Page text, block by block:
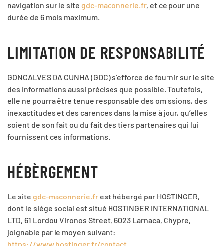
navigation sur le site gdc-maconnerie.fr, et ce pour une
durée de 6 mois maximum.
LIMITATION DE RESPONSABILITÉ
GONCALVES DA CUNHA (GDC) s’efforce de fournir sur le site
des informations aussi précises que possible. Toutefois,
elle ne pourra être tenue responsable des omissions, des
inexactitudes et des carences dans la mise à jour, qu’elles
soient de son fait ou du fait des tiers partenaires qui lui
fournissent ces informations.
HÉBÈRGEMENT
Le site gdc-maconnerie.fr est hébergé par HOSTINGER,
dont le siège social est situé HOSTINGER INTERNATIONAL
LTD, 61 Lordou Vironos Street, 6023 Larnaca, Chypre,
joignable par le moyen suivant:
https://www.hostinger.fr/contact.